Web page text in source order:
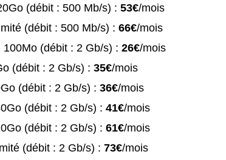
(débit : 500 Mb/s) : 53€/mois
(débit : 500 Mb/s) : 66€/mois
(débit : 2 Gb/s) : 26€/mois
(débit : 2 Gb/s) : 35€/mois
(débit : 2 Gb/s) : 36€/mois
(débit : 2 Gb/s) : 41€/mois
(débit : 2 Gb/s) : 61€/mois
(débit : 2 Gb/s) : 73€/mois